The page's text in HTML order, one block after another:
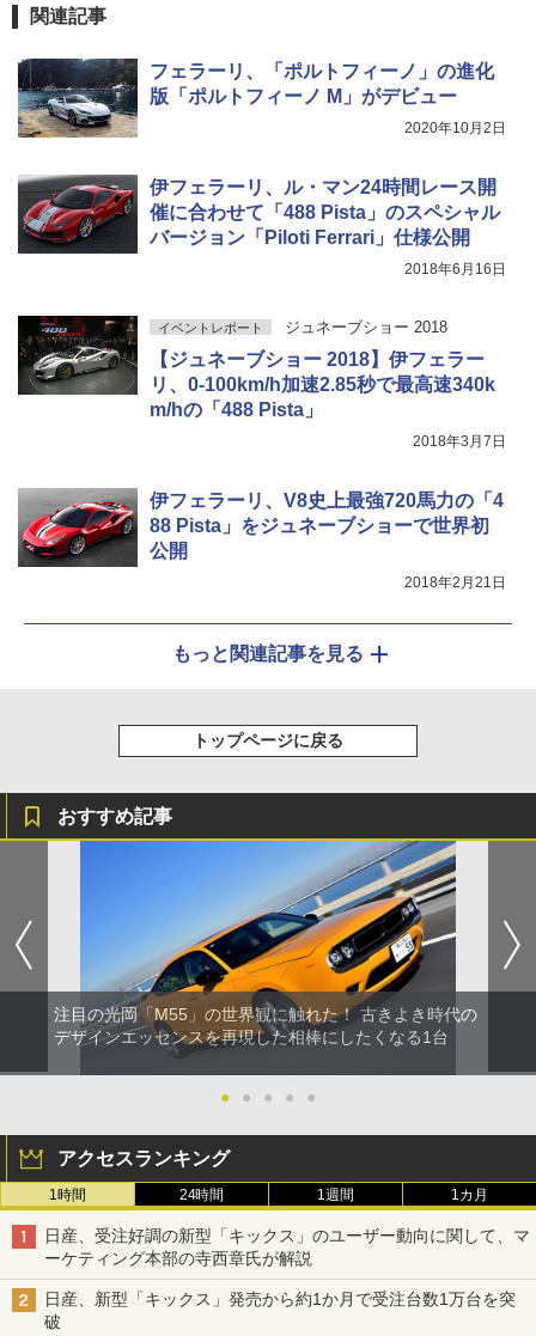
関連記事
フェラーリ、「ポルトフィーノ」の進化
版「ポルトフィーノ M」がデビュー
2020年10月2日
伊フェラーリ、ル・マン24時間レース開
催に合わせて「488 Pista」のスペシャル
バージョン「Piloti Ferrari」仕様公開
2018年6月16日
イベントレポート ジュネーブショー 2018
【ジュネーブショー 2018】伊フェラー
リ、0-100km/h加速2.85秒で最高速340k
m/hの「488 Pista」
2018年3月7日
伊フェラーリ、V8史上最強720馬力の「4
88 Pista」をジュネーブショーで世界初
公開
2018年2月21日
もっと関連記事を見る
トップページに戻る
おすすめ記事
注目の光岡「M55」の世界観に触れた！ 古きよき時代の
デザインエッセンスを再現した相棒にしたくなる1台
● ● ● ● ●
アクセスランキング
1時間 24時間 1週間 1カ月
日産、受注好調の新型「キックス」のユーザー動向に関して、マ
ーケティング本部の寺西章氏が解説
日産、新型「キックス」発売から約1か月で受注台数1万台を突
破